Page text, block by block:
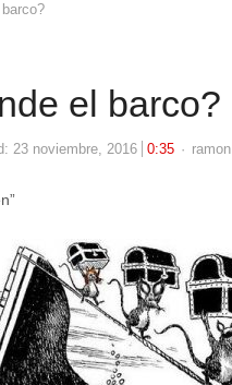
el barco?
23 noviembre, 2016 0:35 Author
ramon